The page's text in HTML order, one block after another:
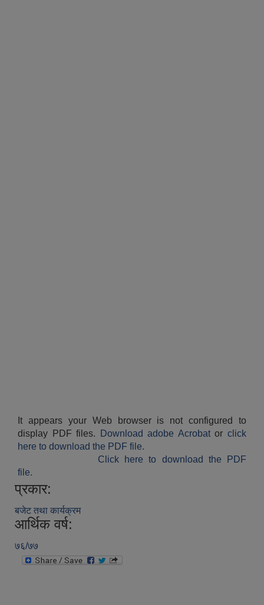
It appears your Web browser is not configured to
display PDF files.
Download adobe Acrobatorclick
here to download the PDF file.
Click here to download the PDF
file.
प्रकार:
बजेट तथा कार्यक्रम
आर्थिक वर्ष:
७६/७७